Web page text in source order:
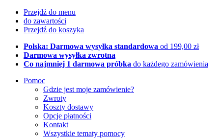
Przejdź do menu
do zawartości
Przejdź do koszyka
Polska: Darmowa wysyłka standardowa od 199,00 zł
Darmowa wysyłka zwrotna
Co najmniej 1 darmowa próbka do każdego zamówienia
Pomoc
Gdzie jest moje zamówienie?
Zwroty
Koszty dostawy
Opcje płatności
Kontakt
Wszystkie tematy pomocy